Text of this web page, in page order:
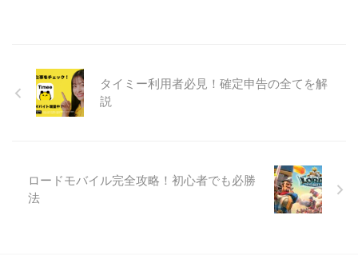
タイミー利用者必見！確定申告の全てを解
説
ロードモバイル完全攻略！初心者でも必勝
法